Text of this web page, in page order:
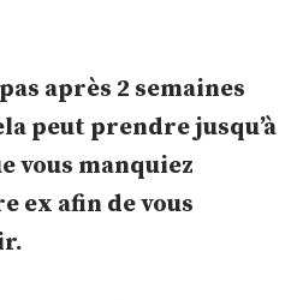
après 2 semaines
peut prendre jusqu’à
vous manquiez
ex afin de vous